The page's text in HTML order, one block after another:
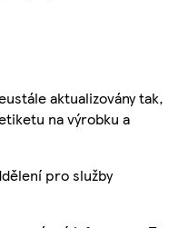
aktualizovány tak,
na výrobku a
pro služby